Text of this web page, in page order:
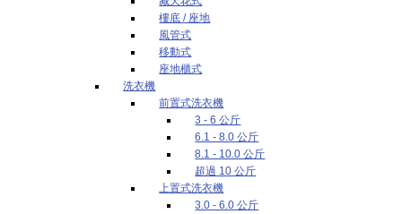
樓底 / 座地
風管式
移動式
座地櫃式
洗衣機
前置式洗衣機
3 - 6 公斤
6.1 - 8.0 公斤
8.1 - 10.0 公斤
超過 10 公斤
上置式洗衣機
3.0 - 6.0 公斤